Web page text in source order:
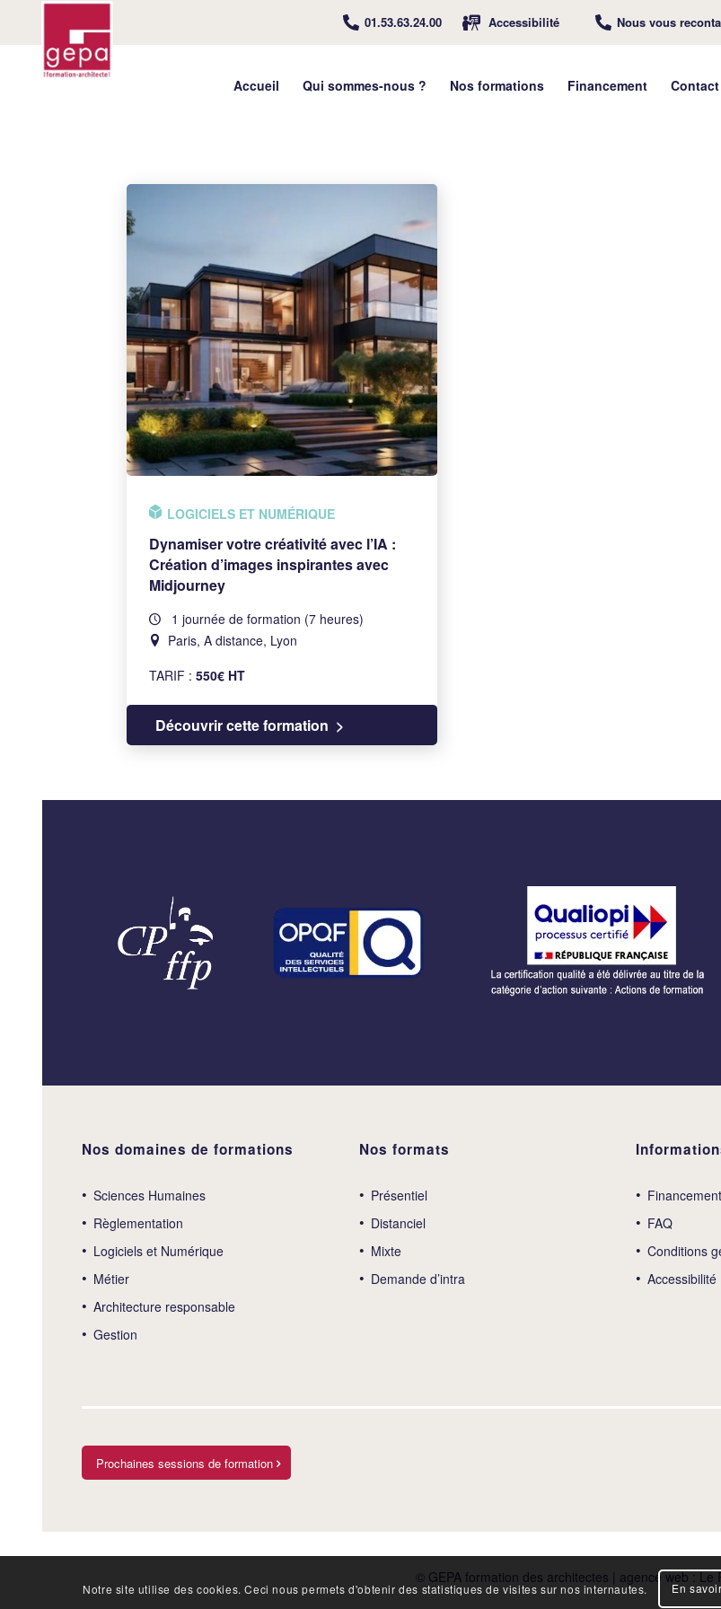
01.53.63.24.00 Accessibilité Nous vous
Accueil Qui sommes-nous ? Nos formations Financement Contact
LOGICIELS ET NUMÉRIQUE
Dynamiser votre créativité avec l’IA :
Création d’images inspirantes avec
Midjourney
1 journée de formation (7 heures)
Paris, A distance, Lyon
TARIF : 550€ HT
Découvrir cette formation
Nos domaines de formations
Sciences Humaines
Règlementation
Logiciels et Numérique
Métier
Architecture responsable
Gestion
Nos formats
Présentiel
Distanciel
Mixte
Demande d’intra
Financement
FAQ
Conditions
Accessibilité
Prochaines sessions de formation
© GEPA formation des architectes | agence web :Le
Notre site utilise des cookies. Ceci nous permets d'obtenir des statistiques de visites sur nos internautes. En